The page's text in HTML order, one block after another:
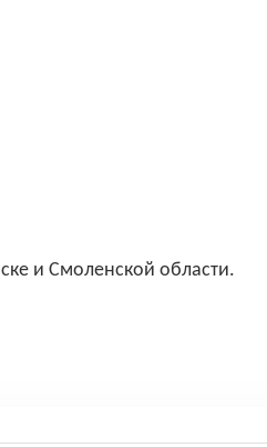
и Смоленской области.